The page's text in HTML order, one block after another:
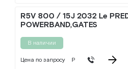
R5V 800 / 15J 2032 Le
POWERBAND,GATES
В наличии
Цена по запросу Р